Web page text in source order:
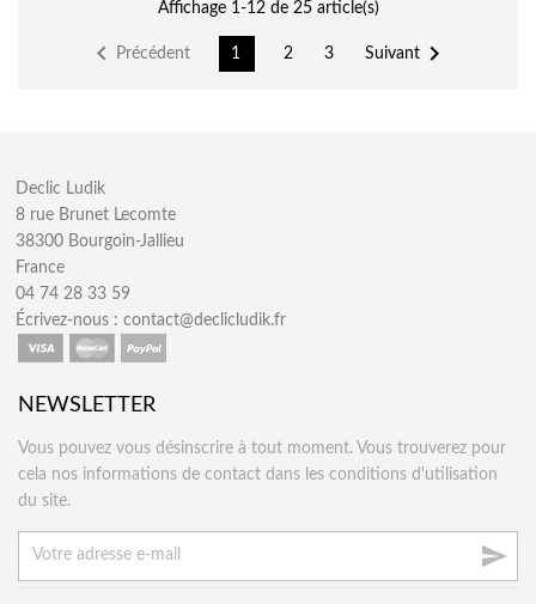
Affichage 1-12 de 25 article(s)
 Précédent 1 2 3 Suivant
Declic Ludik
8 rue Brunet Lecomte
38300 Bourgoin-Jallieu
France
04 74 28 33 59
Écrivez-nous :contact@declicludik.fr
NEWSLETTER
Vous pouvez vous désinscrire à tout moment. Vous trouverez pour
cela nos informations de contact dans les conditions d'utilisation
du site.
